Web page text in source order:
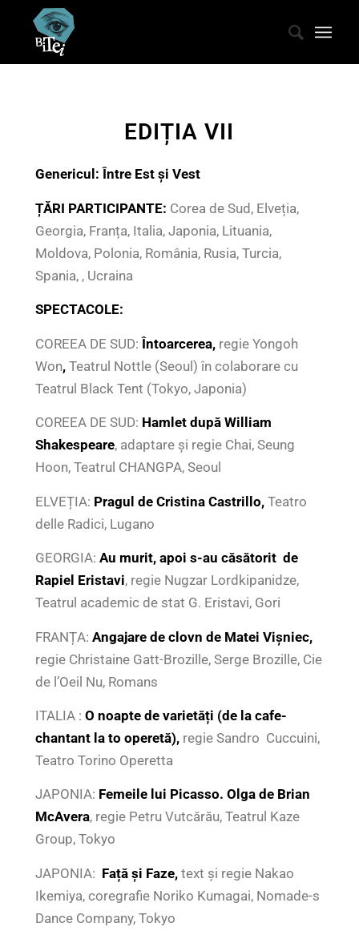
EDIȚIA VII
Genericul: Între Est și Vest
ȚĂRI PARTICIPANTE: Corea de Sud, Elveția,
Georgia, Franța, Italia, Japonia, Lituania,
Moldova, Polonia, România, Rusia, Turcia,
Spania, , Ucraina
SPECTACOLE:
COREEA DE SUD:Întoarcerea, regie Yongoh
Won,Teatrul Nottle (Seoul) în colaborare cu
Teatrul Black Tent (Tokyo, Japonia)
COREEA DE SUD: Hamlet după William
Shakespeare, adaptare și regie Chai, Seung
Hoon, Teatrul CHANGPA, Seoul
ELVEȚIA: Pragul deCristina Castrillo, Teatro
delle Radici, Lugano
GEORGIA: Au murit, apoi s-au căsătorit de
Rapiel Eristavi, regie Nugzar Lordkipanidze,
Teatrul academic de stat G. Eristavi, Gori
FRANȚA: Angajare de clovn de Matei Vișniec,
regie Christaine Gatt-Brozille, Serge Brozille, Cie
de l’Oeil Nu, Romans
ITALIA : O noapte de varietăți (de la cafe-
chantant la to operetă), regie Sandro Cuccuini,
Teatro Torino Operetta
JAPONIA: Femeile lui Picasso. Olga de Brian
McAvera, regie Petru Vutcărău, Teatrul Kaze
Group, Tokyo
JAPONIA: Față și Faze, text și regie Nakao
Ikemiya, coregrafie Noriko Kumagai, Nomade-s
Dance Company, Tokyo